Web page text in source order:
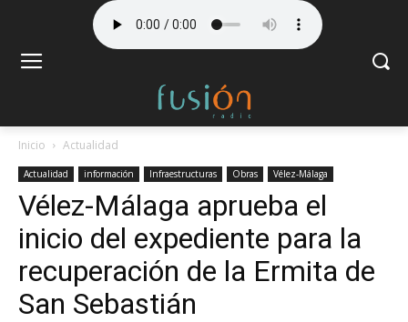
Inicio Actualidad
Actualidad información Infraestructuras Obras Vélez-Málaga
Vélez-Málaga aprueba el
inicio del expediente para la
recuperación de la Ermita de
San Sebastián